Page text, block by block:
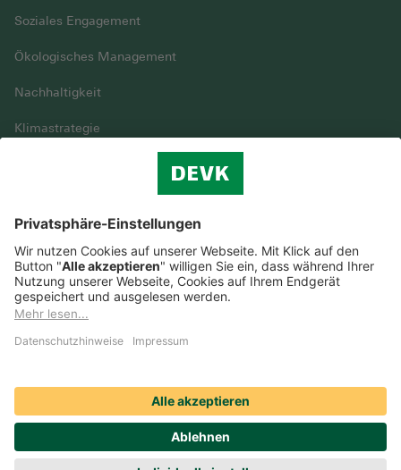
Soziales Engagement
Ökologisches Management
Nachhaltigkeit
Klimastrategie
© DEVK 2026
Streitbeilegung
Nutzungshinweise
EU-Transparenzverordnung
Cookie-Einstellungen
Barrierefreiheit